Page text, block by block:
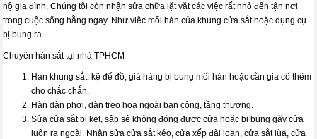
hộ gia đình. Chúng tôi còn nhận sửa chữa lặt vặt các việc rất nhỏ đến tận nơi
trong cuộc sống hằng ngay. Như việc mối hàn của khung cửa sắt hoặc dụng cụ
bị bung ra.
Chuyên hàn sắt tại nhà TPHCM
Hàn khung sắt, kệ để đồ, giá hàng bị bung mối hàn hoặc cần gia cố thêm
cho chắc chắn.
Hàn dàn phơi, dàn treo hoa ngoài ban công, tầng thượng.
Sửa cửa sắt bị kẹt, sập sệ không đóng được cửa hoặc bị bung gãy cửa
luôn ra ngoài. Nhận sửa cửa sắt kéo, cửa xếp đài loan, cửa sắt lùa, cửa